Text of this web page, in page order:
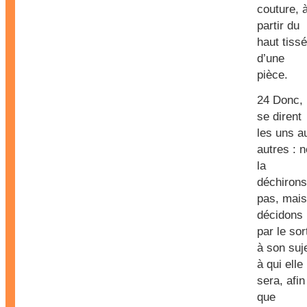
couture,
partir du
haut
d’une
pièce.
24 Donc,
se dirent
les uns
autres :
la
déchirons
pas, mais
décidons
par le
à son
à qui elle
sera, afin
que